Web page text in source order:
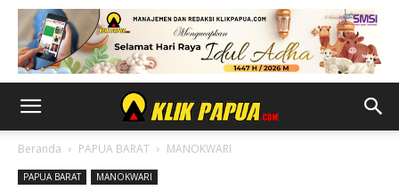
Beranda PAPUA BARAT MANOKWARI
PAPUA BARAT MANOKWARI